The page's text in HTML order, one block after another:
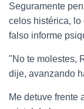
Seguramente
celos histérica, lo
falso informe
"No te molestes,
dije, avanzando
Me detuve frente